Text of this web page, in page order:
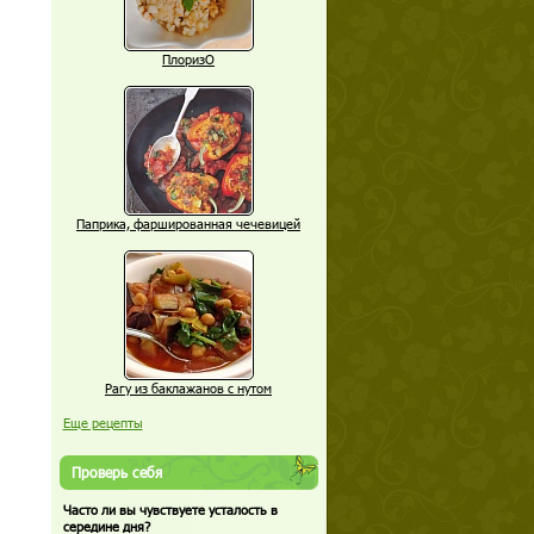
ПлоризО
Паприка, фаршированная чечевицей
Рагу из баклажанов с нутом
Еще рецепты
Проверь себя
Часто ли вы чувствуете усталость в
середине дня?